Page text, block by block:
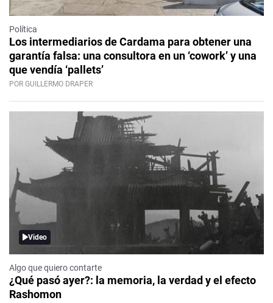
Política
Los intermediarios de Cardama para obtener una
garantía falsa: una consultora en un ‘cowork’ y una
que vendía ‘pallets’
POR GUILLERMO DRAPER
Video
Algo que quiero contarte
¿Qué pasó ayer?: la memoria, la verdad y el efecto
Rashomon